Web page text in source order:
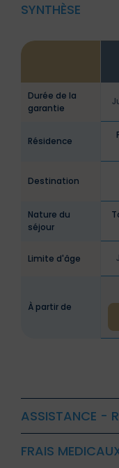
SYNTHÈSE
Durée de la
garantie
Résidence
Destination
Nature du
séjour
Limite d'âge
À partir de
ASSISTANCE -
FRAIS